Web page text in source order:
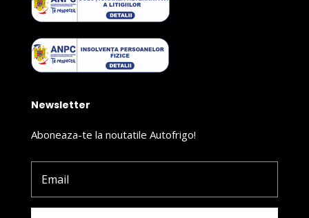
Newsletter
Aboneaza-te la noutatile Autofrigo!